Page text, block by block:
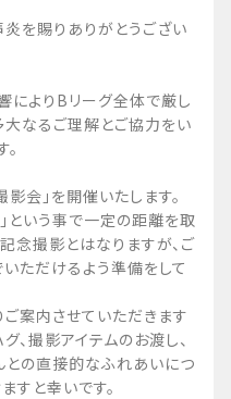
を賜りありがとうござい
によりBリーグ全体で厳し
大なるご理解とご協力をい
会」を開催いたします。
という事で一定の距離を取
念撮影とはなりますが、ご
ただけるよう準備をして
案内させていただきます
グ、撮影アイテムのお渡し、
との直接的なふれあいにつ
すと幸いです。